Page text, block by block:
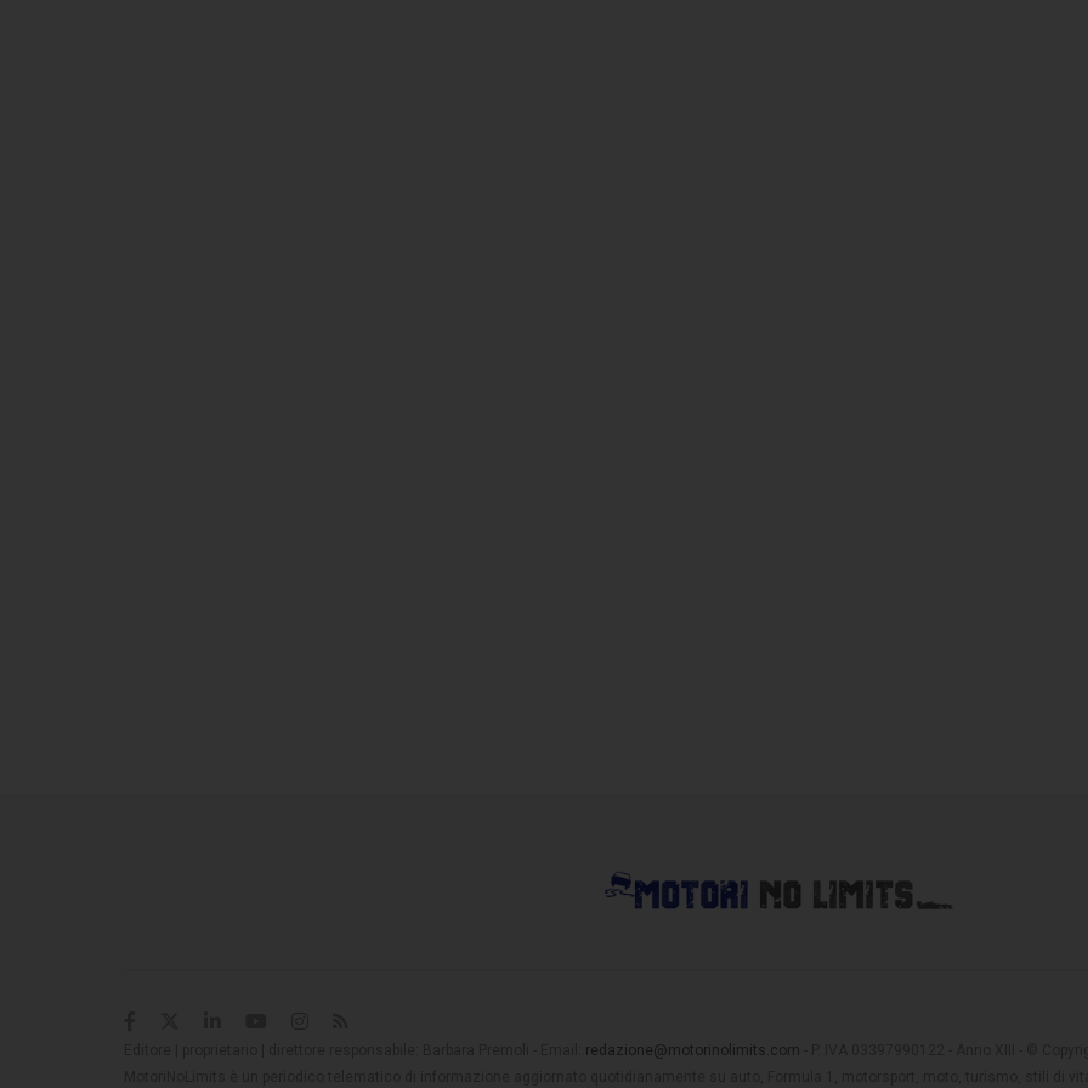
redazione@motorinolimits.com